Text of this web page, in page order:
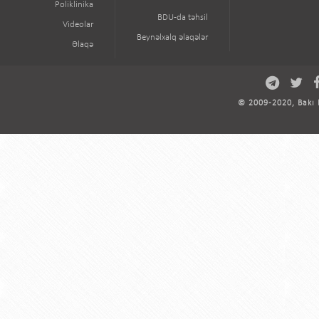
Poliklinika
Videolar
Əlaqə
BDU-da təhsil
Beynəlxalq əlaqələr
© 2009-2020,